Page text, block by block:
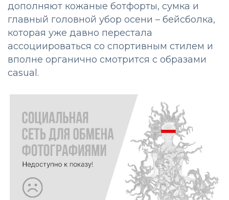
дополняют кожаные ботфорты, сумка и
главный головной убор осени – бейсболка,
которая уже давно перестала
ассоциироваться со спортивным стилем и
вполне органично смотрится с образами
casual.